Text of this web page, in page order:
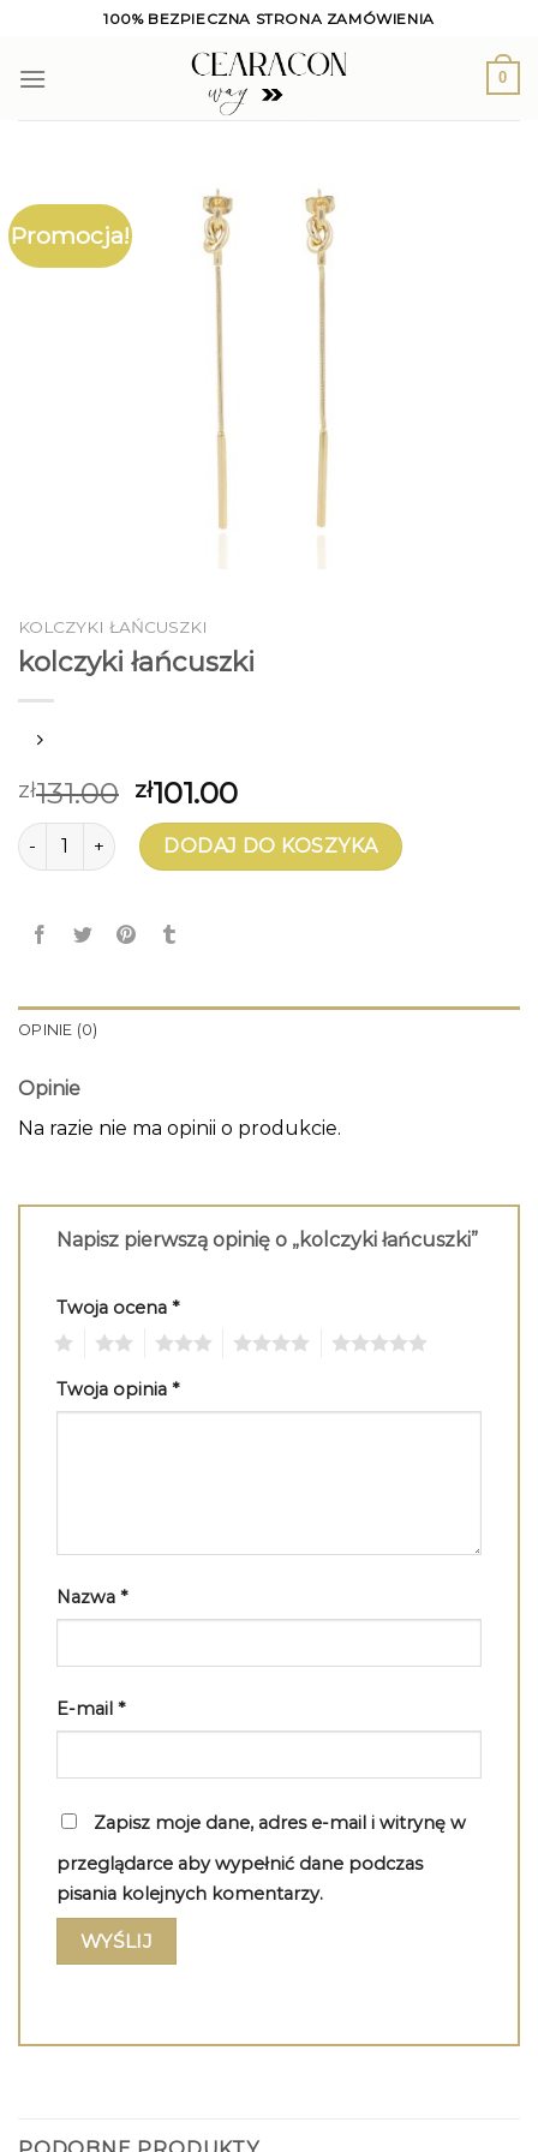
content
100% BEZPIECZNA STRONA ZAMÓWIENIA
0
Promocja!
KOLCZYKI ŁAŃCUSZKI
kolczyki łańcuszki
zł131.00 zł101.00
ilość kolczyki łańcuszkiDODAJ DO KOSZYKA
OPINIE (0)
Opinie
Na razie nie ma opinii o produkcie.
Napisz pierwszą opinię o „kolczyki łańcuszki”
Twoja ocena *
Twoja opinia *
Nazwa *
E-mail *
Zapisz moje dane, adres e-mail i witrynę w
przeglądarce aby wypełnić dane podczas
pisania kolejnych komentarzy.